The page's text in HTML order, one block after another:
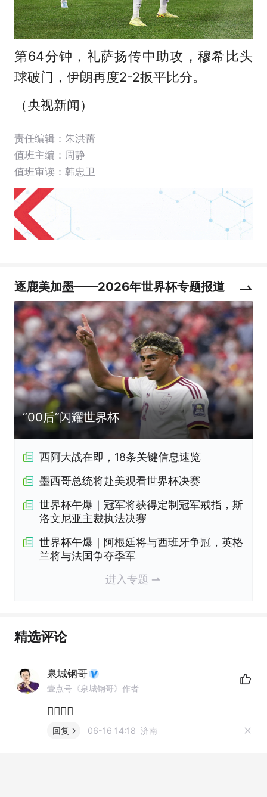
第64分钟，礼萨扬传中助攻，穆希比头
球破门，伊朗再度2-2扳平比分。
（央视新闻）
责任编辑：朱洪蕾
值班主编： 周静
值班审读：韩忠卫
逐鹿美加墨——2026年世界杯专题报道
“00后”闪耀世界杯
西阿大战在即，18条关键信息速览
墨西哥总统将赴美观看世界杯决赛
世界杯午爆｜冠军将获得定制冠军戒指，斯
洛文尼亚主裁执法决赛
世界杯午爆｜阿根廷将与西班牙争冠，英格
兰将与法国争夺季军
进入专题
精选评论
泉城钢哥
壹点号《泉城钢哥》作者
👌🏻👌🏻
回复 06-16 14:18 济南